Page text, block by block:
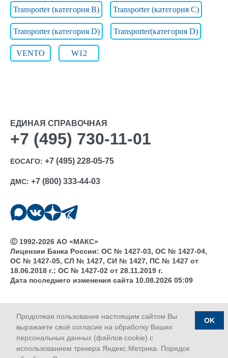
Transporter (категория B) Transporter (категория C)
Transporter (категория D) Transporter(категория D)
VENTO W12
Продолжая пользование настоящим сайтом Вы
выражаете своё согласие на обработку Ваших
персональных данных (файлов cookie) с
использованием трекера Яндекс.Метрика. Порядок
OK
ЕДИНАЯ СПРАВОЧНАЯ
+7 (495) 730-11-01
ЕОСАГО: +7 (495) 228-05-75
ДМС: +7 (800) 333-44-03
Ⓒ 1992-2026 АО «МАКС»
Лицензии Банка России: ОС № 1427-03, ОС № 1427-04,
ОС № 1427-05, СЛ № 1427, СИ № 1427, ПС № 1427 от
18.06.2018 г.; ОС № 1427-02 от 28.11.2019 г.
Дата последнего изменения сайта 10.08.2026 05:09